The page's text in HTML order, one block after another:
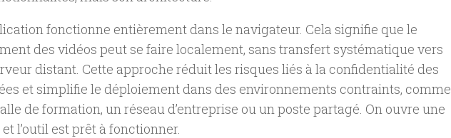
fonctionne entièrement dans le navigateur. Cela signifie que le
des vidéos peut se faire localement, sans transfert systématique vers
distant. Cette approche réduit les risques liés à la confidentialité des
et simplifie le déploiement dans des environnements contraints, comme
de formation, un réseau d’entreprise ou un poste partagé. On ouvre une
l’outil est prêt à fonctionner.